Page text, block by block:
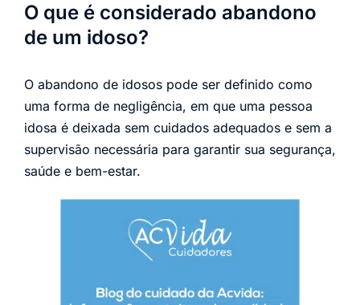
O que é considerado abandono
de um idoso?
O abandono de idosos pode ser definido como
uma forma de negligência, em que uma pessoa
idosa é deixada sem cuidados adequados e sem a
supervisão necessária para garantir sua segurança,
saúde e bem-estar.